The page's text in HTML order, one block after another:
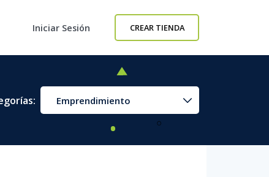
Iniciar Sesión CREAR TIENDA
Emprendimiento